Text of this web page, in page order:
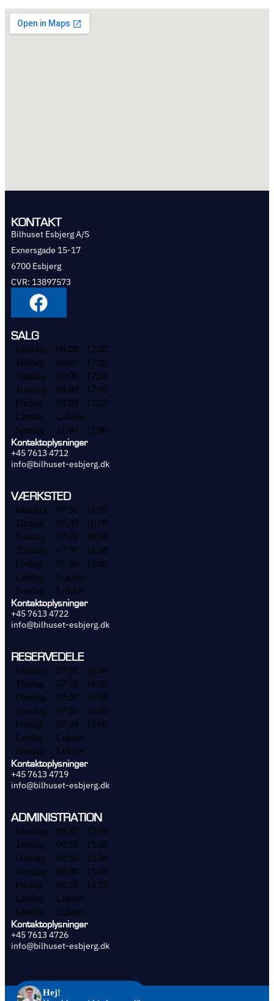
KONTAKT
Bilhuset Esbjerg A/S
Exnersgade 15-17
6700 Esbjerg
CVR: 13897573
SALG
Mandag
09:00 - 17:00
Tirsdag
09:00 - 17:00
Onsdag
09:00 - 17:00
Torsdag
09:00 - 17:00
Fredag
09:00 - 17:00
Lørdag
Lukket
Søndag
11:00 - 15:00
Kontaktoplysninger
+45 7613 4712
info@bilhuset-esbjerg.dk
VÆRKSTED
Mandag
07:30 - 16:00
Tirsdag
07:30 - 16:00
Onsdag
07:30 - 16:00
Torsdag
07:30 - 16:00
Fredag
07:30 - 13:00
Lørdag
Lukket
Søndag
Lukket
Kontaktoplysninger
+45 7613 4722
info@bilhuset-esbjerg.dk
RESERVEDELE
Mandag
07:30 - 16:00
Tirsdag
07:30 - 16:00
Onsdag
07:30 - 16:00
Torsdag
07:30 - 16:00
Fredag
07:30 - 13:00
Lørdag
Lukket
Søndag
Lukket
Kontaktoplysninger
+45 7613 4719
info@bilhuset-esbjerg.dk
ADMINISTRATION
Mandag
08:30 - 15:00
Tirsdag
08:30 - 15:00
Onsdag
08:30 - 15:00
Torsdag
08:30 - 15:00
Fredag
08:30 - 14:30
Lørdag
Lukket
Søndag
Lukket
Kontaktoplysninger
+45 7613 4726
info@bilhuset-esbjerg.dk